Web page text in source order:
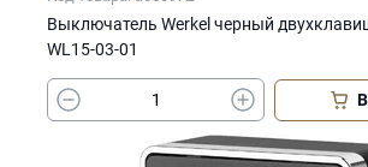
Выключатель Werkel черный
WL15-03-01